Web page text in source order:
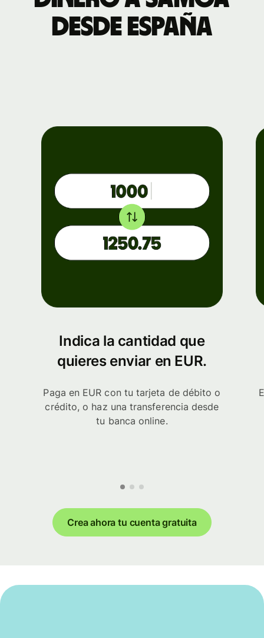
desde España
Indica la cantidad que
quieres enviar en EUR.
Paga en EUR con tu tarjeta de débito o
crédito, o haz una transferencia desde
tu banca online.
Crea ahora tu cuenta gratuita